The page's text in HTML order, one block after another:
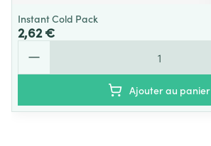
Instant Cold Pack
2,62 €
Ajouter au panier